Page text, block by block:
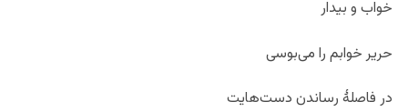
خواب و بیدار
حریر خوابم را می‌بوسی
در فاصلۀ رساندن دست‌هایت